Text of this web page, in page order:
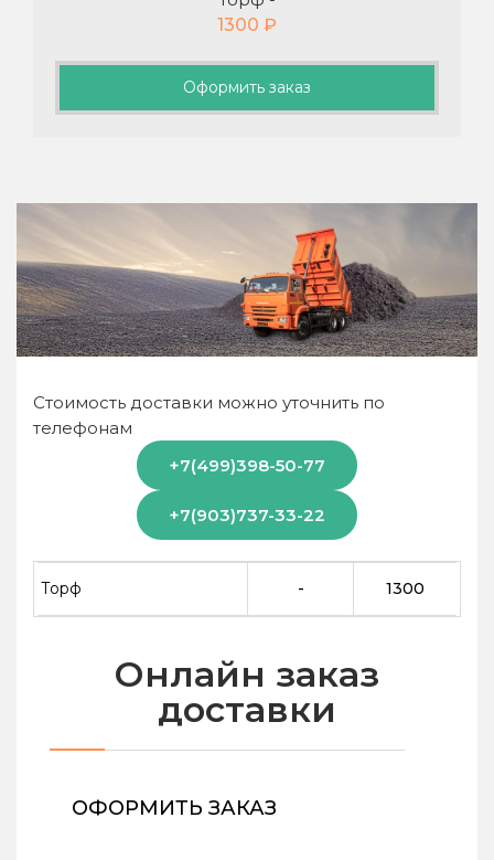
1300 ₽
Оформить заказ
Стоимость доставки можно уточнить по
телефонам
+7(499)398-50-77
+7(903)737-33-22
Торф - 1300
Онлайн заказ
доставки
ОФОРМИТЬ ЗАКАЗ